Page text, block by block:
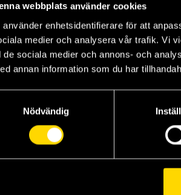
webbplats använder cookies
använder enhetsidentifierare för att
medier och analysera vår trafik. Vi
de sociala medier och annons- och
annan information som du har
Nödvändig
Red Country
Joe Abercrombie
199 kr
Joe
199 kr